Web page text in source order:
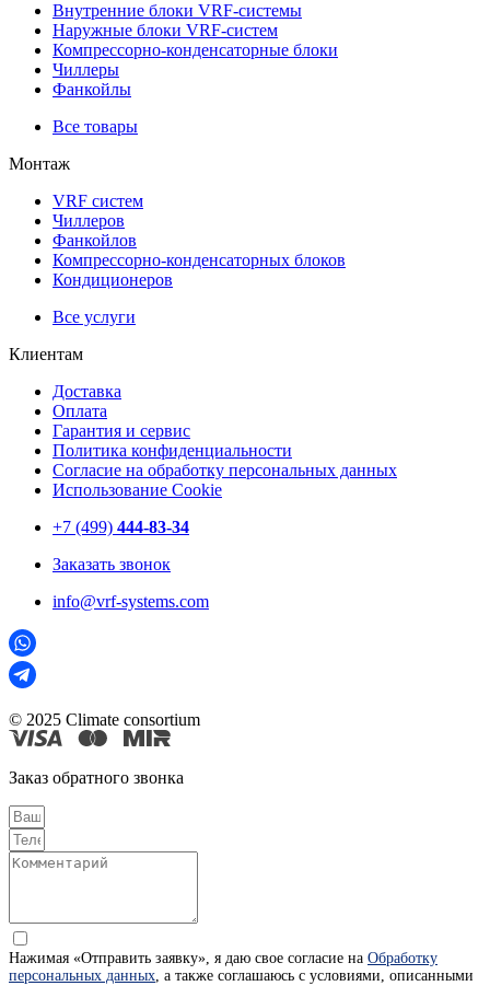
Внутренние блоки VRF-cистемы
Наружные блоки VRF-cистем
Компрессорно-конденсаторные блоки
Чиллеры
Фанкойлы
Все товары
Монтаж
VRF систем
Чиллеров
Фанкойлов
Компрессорно-конденсаторных блоков
Кондиционеров
Все услуги
Клиентам
Доставка
Оплата
Гарантия и сервис
Политика конфиденциальности
Согласие на обработку персональных данных
Использование Cookie
+7 (499) 444-83-34
Заказать звонок
info@vrf-systems.com
© 2025 Climate consortium
Заказ обратного звонка
Нажимая «Отправить заявку», я даю свое согласие на Обработку
персональных данных, а также соглашаюсь с условиями, описанными